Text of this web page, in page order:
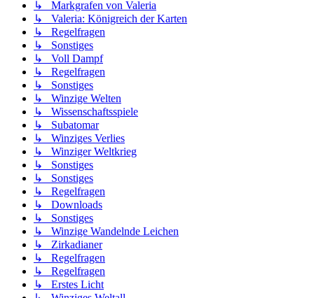
↳ Markgrafen von Valeria
↳ Valeria: Königreich der Karten
↳ Regelfragen
↳ Sonstiges
↳ Voll Dampf
↳ Regelfragen
↳ Sonstiges
↳ Winzige Welten
↳ Wissenschaftsspiele
↳ Subatomar
↳ Winziges Verlies
↳ Winziger Weltkrieg
↳ Sonstiges
↳ Sonstiges
↳ Regelfragen
↳ Downloads
↳ Sonstiges
↳ Winzige Wandelnde Leichen
↳ Zirkadianer
↳ Regelfragen
↳ Regelfragen
↳ Erstes Licht